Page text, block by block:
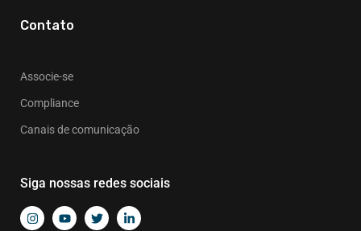
Contato
Associe-se
Compliance
Canais de comunicação
Siga nossas redes sociais